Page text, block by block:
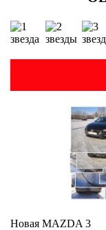
Новая MAZDA 3